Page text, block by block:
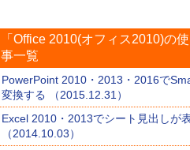
「Office 2010(オフィス2010)の
事一覧
PowerPoint 2010・2013・2016で
変換する （2015.12.31）
Excel 2010・2013でシート見出しが
（2014.10.03）